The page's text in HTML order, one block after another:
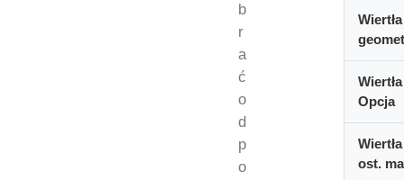
b
r
a
ć
o
d
p
o
Wiertła
Wiertła
Opcja
Wiertła
ost.